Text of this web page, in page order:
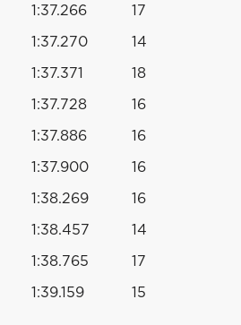
1:37.266 17
1:37.270 14
1:37.371 18
1:37.728 16
1:37.886 16
1:37.900 16
1:38.269 16
1:38.457 14
1:38.765 17
1:39.159 15